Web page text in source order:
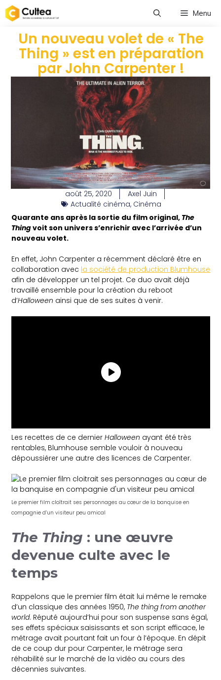
Menu
Un nouveau volet de « The
Thing » est en préparation
par John Carpenter !
août 25, 2020
Axel Juin
Actualité cinéma, Cinéma
Quarante ans après la sortie du film original, The
Thingvoit son univers s’enrichir avec l’arrivée d’un
nouveau volet.
En effet, John Carpenter a récemment déclaré être en
collaboration avec la société de production Blumhouse
afin de développer un tel projet. Ce duo avait déjà
travaillé ensemble pour la création du reboot
d’Halloween ainsi que de ses suites à venir.
Les recettes de ce dernierHalloween ayant été très
rentables, Blumhouse semble vouloir à nouveau
dépoussiérer une autre des licences de Carpenter.
Le premier film cloîtrait ses personnages au cœur de la banquise en
compagnie d’un visiteur peu amical
The Thing : une œuvre
devenue culte avec le
temps
Rappelons que le premier film était lui même le remake
d’un classique des années 1950, The thing from another
world. Réputé aujourd’hui pour son suspense sans égal,
ses effets spéciaux saisissants et son script efficace, le
métrage avait pourtant fait un four à l’époque. En dépit
de ce coup dur pour Carpenter, le métrage sera
réhabilité sur le marché de la vidéo au cours des
décennies suivantes.